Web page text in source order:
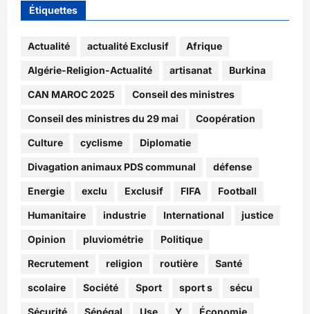
Étiquettes
Actualité actualité Exclusif Afrique
Algérie-Religion-Actualité artisanat Burkina
CAN MAROC 2025 Conseil des ministres
Conseil des ministres du 29 mai Coopération
Culture cyclisme Diplomatie
Divagation animaux PDS communal défense
Energie exclu Exclusif FIFA Football
Humanitaire industrie International justice
Opinion pluviométrie Politique
Recrutement religion routière Santé
scolaire Société Sport sport s sécu
Sécurité Sénégal Use Y Économie